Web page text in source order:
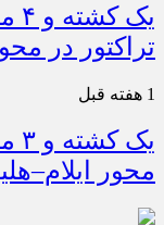
تراکتور در
1 هفته قبل
محور